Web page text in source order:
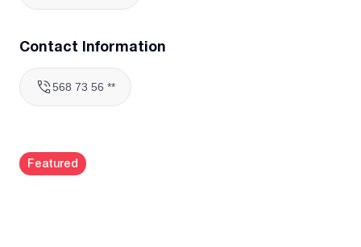
📩 მოგვწერე პირადში და დაგიგეგმავთ შენს სახლს ახალ
ცხოვრებას ✨ან დაგვირეკეთ
Contact Information
568 73 56 **
Featured